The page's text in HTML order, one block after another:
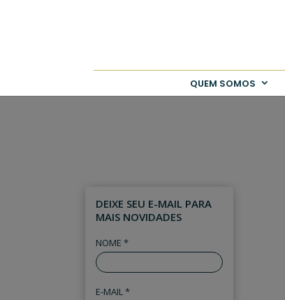
QUEM SOMOS
DEIXE SEU E-MAIL PARA
MAIS NOVIDADES
NOME *
E-MAIL *